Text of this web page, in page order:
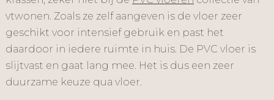
vtwonen. Zoals ze zelf aangeven is de vloer zeer
geschikt voor intensief gebruik en past het
daardoor in iedere ruimte in huis. De PVC vloer is
slijtvast en gaat lang mee. Het is dus een zeer
duurzame keuze qua vloer.